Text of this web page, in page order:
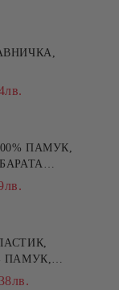
ПАМУК,
ПАМУК,